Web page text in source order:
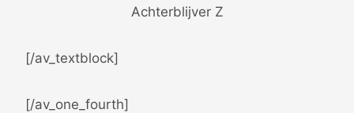
Achterblijver Z
[/av_textblock]
[/av_one_fourth]